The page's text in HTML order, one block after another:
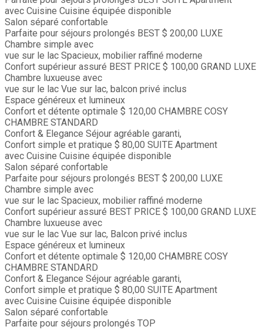
avec Cuisine Cuisine équipée disponible
Salon séparé confortable
Parfaite pour séjours prolongés BEST $ 200,00 LUXE
Chambre simple avec
vue sur le lac Spacieux, mobilier raffiné moderne
Confort supérieur assuré BEST PRICE $ 100,00 GRAND LUXE
Chambre luxueuse avec
vue sur le lac Vue sur lac, balcon privé inclus
Espace généreux et lumineux
Confort et détente optimale $ 120,00 CHAMBRE COSY
CHAMBRE STANDARD
Confort & Elegance Séjour agréable garanti,
Confort simple et pratique $ 80,00 SUITE Apartment
avec Cuisine Cuisine équipée disponible
Salon séparé confortable
Parfaite pour séjours prolongés BEST $ 200,00 LUXE
Chambre simple avec
vue sur le lac Spacieux, mobilier raffiné moderne
Confort supérieur assuré BEST PRICE $ 100,00 GRAND LUXE
Chambre luxueuse avec
vue sur le lac Vue sur lac, Balcon privé inclus
Espace généreux et lumineux
Confort et détente optimale $ 120,00 CHAMBRE COSY
CHAMBRE STANDARD
Confort & Elegance Séjour agréable garanti,
Confort simple et pratique $ 80,00 SUITE Apartment
avec Cuisine Cuisine équipée disponible
Salon séparé confortable
Parfaite pour séjours prolongés TOP